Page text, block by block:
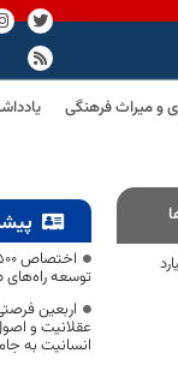
و میراث فرهنگی
بیش از ۱۵ میلیارد
توسعه راه‌های
اربعین
عقلانیت و
انسانیت به